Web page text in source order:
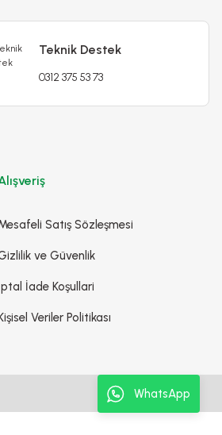
Oleracea
Sepete Ekle
Teknik Destek
0312 375 53 73
Satış Sözleşmesi
ve Güvenlik
İade Koşullari
Veriler Politikası
WhatsApp